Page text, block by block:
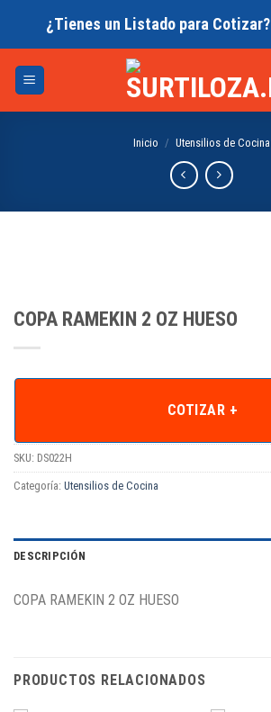
¿Tienes un Listado para Cotizar?
Inicio / Utensilios de Cocina
COPA RAMEKIN 2 OZ HUESO
COTIZAR +
SKU: DS022H
Categoría: Utensilios de Cocina
DESCRIPCIÓN
COPA RAMEKIN 2 OZ HUESO
PRODUCTOS RELACIONADOS